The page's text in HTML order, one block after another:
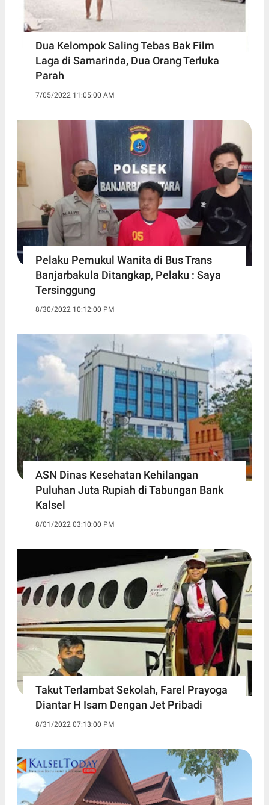
Dua Kelompok Saling Tebas Bak Film
Laga di Samarinda, Dua Orang Terluka
Parah
7/05/2022 11:05:00 AM
Pelaku Pemukul Wanita di Bus Trans
Banjarbakula Ditangkap, Pelaku : Saya
Tersinggung
8/30/2022 10:12:00 PM
ASN Dinas Kesehatan Kehilangan
Puluhan Juta Rupiah di Tabungan Bank
Kalsel
8/01/2022 03:10:00 PM
Takut Terlambat Sekolah, Farel Prayoga
Diantar H Isam Dengan Jet Pribadi
8/31/2022 07:13:00 PM